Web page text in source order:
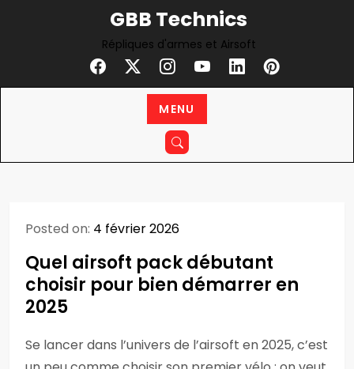
GBB Technics
Répliques d'armes et Airsoft
MENU
Posted on: 4 février 2026
Quel airsoft pack débutant
choisir pour bien démarrer en
2025
Se lancer dans l’univers de l’airsoft en 2025, c’est